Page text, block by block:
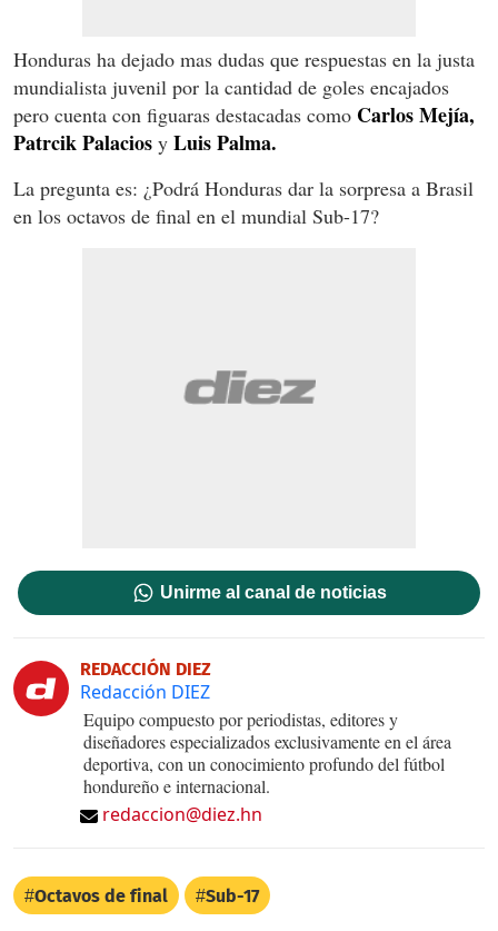
Honduras ha dejado mas dudas que respuestas en la justa
mundialista juvenil por la cantidad de goles encajados
pero cuenta con figuaras destacadas como Carlos Mejía,
Patrcik Palacios y Luis Palma.
La pregunta es: ¿Podrá Honduras dar la sorpresa a Brasil
en los octavos de final en el mundial Sub-17?
Unirme al canal de noticias
REDACCIÓN DIEZ
Redacción DIEZ
Equipo compuesto por periodistas, editores y
diseñadores especializados exclusivamente en el área
deportiva, con un conocimiento profundo del fútbol
hondureño e internacional.
redaccion@diez.hn
Octavos de final Sub-17